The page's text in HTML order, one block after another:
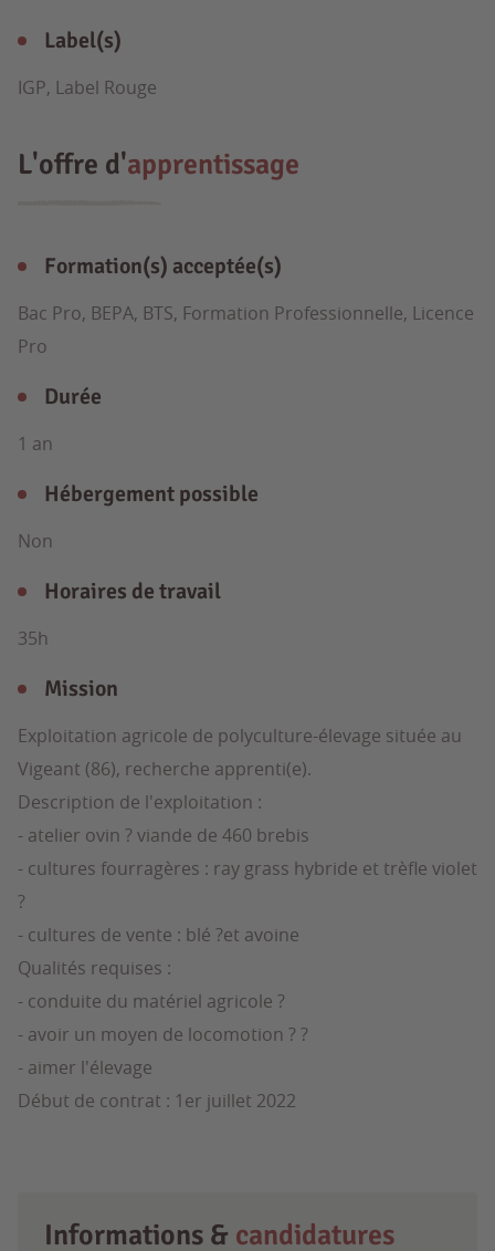
Label(s)
IGP, Label Rouge
L'offre d'apprentissage
Formation(s) acceptée(s)
Bac Pro, BEPA, BTS, Formation Professionnelle, Licence
Pro
Durée
1 an
Hébergement possible
Non
Horaires de travail
35h
Mission
Exploitation agricole de polyculture-élevage située au
Vigeant (86), recherche apprenti(e).
Description de l'exploitation :
- atelier ovin ? viande de 460 brebis
- cultures fourragères : ray grass hybride et trèfle violet
?
- cultures de vente : blé ?et avoine
Qualités requises :
- conduite du matériel agricole ?
- avoir un moyen de locomotion ? ?
- aimer l'élevage
Début de contrat : 1er juillet 2022
Informations & candidatures